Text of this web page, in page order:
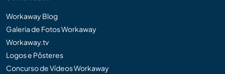
Workaway Blog
Galeria de Fotos Workaway
Workaway.tv
Logos e Pôsteres
Concurso de Vídeos Workaway